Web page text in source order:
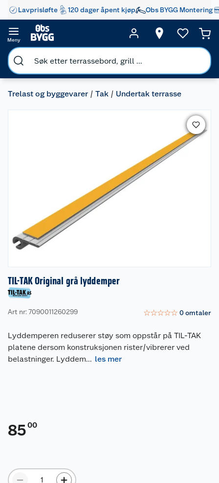
Lavprisløfte 120 dager åpent kjøp Obs BYGG Montering
Meny
Trelast og byggevarer Tak Undertak terrasse
TIL-TAK Original grå lyddemper
Art nr: 7090011260299 ☆☆☆☆☆ 0omtaler
Lyddemperen reduserer støy som oppstår på TIL-TAK
platene dersom konstruksjonen rister/vibrerer ved
belastninger. Lyddem... les mer
8500